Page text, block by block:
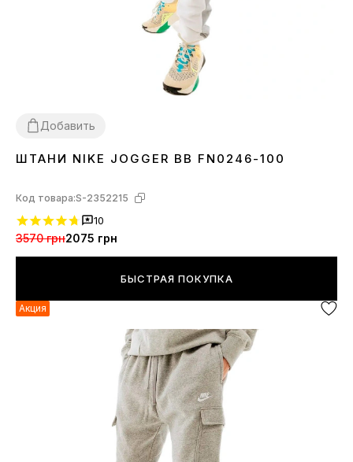
Добавить
L XL
ШТАНИ NIKE JOGGER BB FN0246-100
Код товара:S-2352215
10
3570 грн2075 грн
БЫСТРАЯ ПОКУПКА
Акция